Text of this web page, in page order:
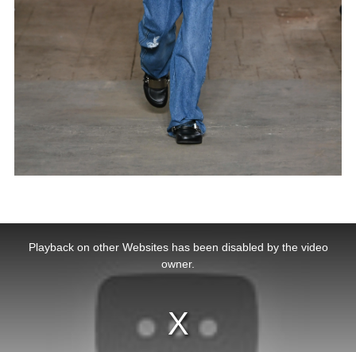
Playback on other Websites has been disabled by the video
owner.